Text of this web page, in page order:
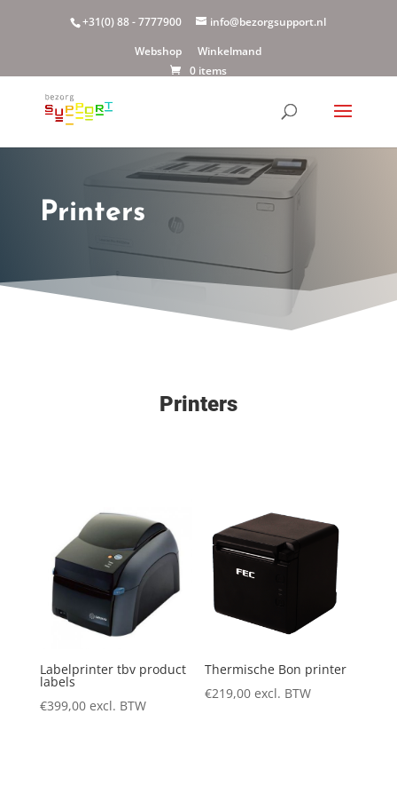
+31(0) 88 - 7777900
info@bezorgsupport.nl
Webshop
Winkelmand
0 items
Printers
Printers
Labelprinter tbv product
labels
€399,00 excl. BTW
Thermische Bon printer
€219,00 excl. BTW